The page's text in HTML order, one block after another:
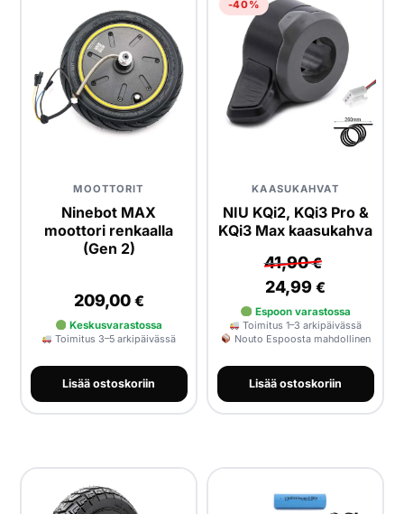
MOOTTORIT
Ninebot MAX
moottori renkaalla
(Gen 2)
209,00 €
Keskusvarastossa
Toimitus 3–5 arkipäivässä
Lisää ostoskoriin
-40%
KAASUKAHVAT
NIU KQi2, KQi3 Pro &
KQi3 Max kaasukahva
41,90€
24,99 €
Espoon varastossa
Toimitus 1–3 arkipäivässä
Nouto Espoosta mahdollinen
Lisää ostoskoriin